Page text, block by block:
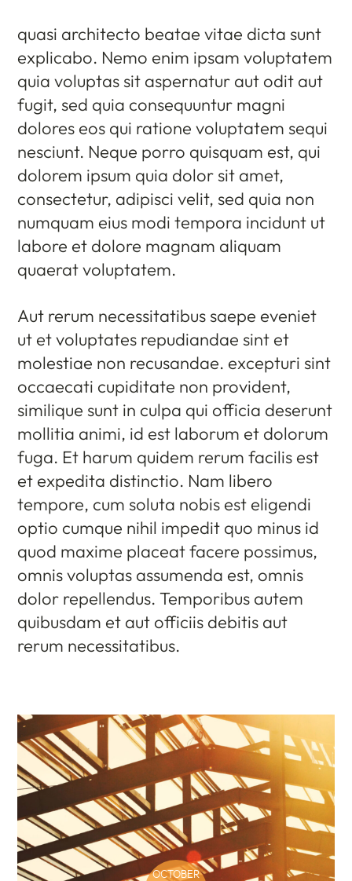
quasi architecto beatae vitae dicta sunt
explicabo. Nemo enim ipsam voluptatem
quia voluptas sit aspernatur aut odit aut
fugit, sed quia consequuntur magni
dolores eos qui ratione voluptatem sequi
nesciunt. Neque porro quisquam est, qui
dolorem ipsum quia dolor sit amet,
consectetur, adipisci velit, sed quia non
numquam eius modi tempora incidunt ut
labore et dolore magnam aliquam
quaerat voluptatem.
Aut rerum necessitatibus saepe eveniet
ut et voluptates repudiandae sint et
molestiae non recusandae. excepturi sint
occaecati cupiditate non provident,
similique sunt in culpa qui officia deserunt
mollitia animi, id est laborum et dolorum
fuga. Et harum quidem rerum facilis est
et expedita distinctio. Nam libero
tempore, cum soluta nobis est eligendi
optio cumque nihil impedit quo minus id
quod maxime placeat facere possimus,
omnis voluptas assumenda est, omnis
dolor repellendus. Temporibus autem
quibusdam et aut officiis debitis aut
rerum necessitatibus.
OCTOBER